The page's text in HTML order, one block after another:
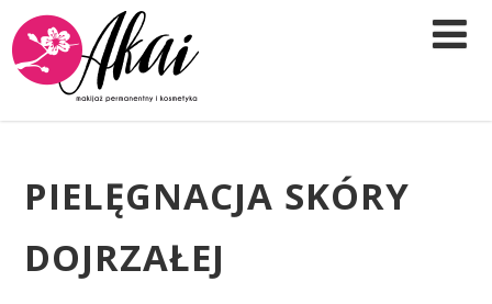
PIELĘGNACJA SKÓRY
DOJRZAŁEJ